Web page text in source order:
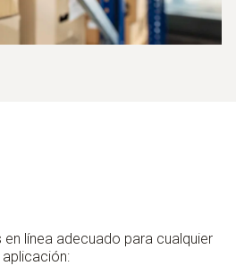
línea adecuado para cualquier
aplicación: